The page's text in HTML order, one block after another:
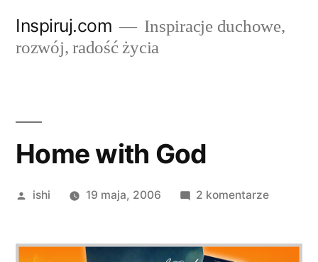
Inspiruj.com
Inspiracje duchowe,
rozwój, radość życia
Home with God
Opublikowane
ishi 19 maja, 2006 2 komentarzedo